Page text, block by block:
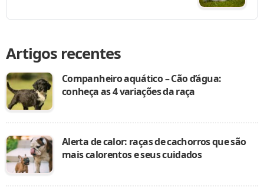
Artigos recentes
Companheiro aquático – Cão d’água:
conheça as 4 variações da raça
Alerta de calor: raças de cachorros que são
mais calorentos e seus cuidados